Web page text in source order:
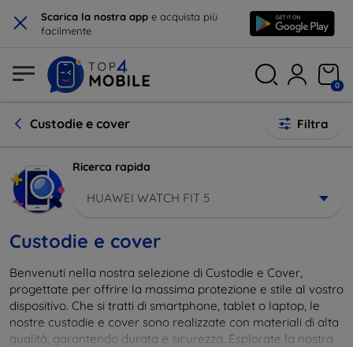
× Scarica la nostra app e acquista più
facilmente
0
Custodie e cover Filtra
Ricerca rapida
HUAWEI WATCH FIT 5
Custodie e cover
Benvenuti nella nostra selezione di Custodie e Cover,
progettate per offrire la massima protezione e stile al vostro
dispositivo. Che si tratti di smartphone, tablet o laptop, le
nostre custodie e cover sono realizzate con materiali di alta
qualità, garantendo durata e sicurezza. Esplorate la nostra